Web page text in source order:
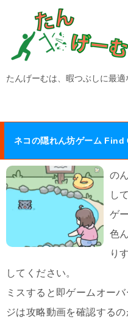
たんげーむは、暇つぶしに最
ネコの隠れん坊ゲーム Find
の
し
ゲ
色
り
してください。
ミスすると即ゲームオー
ジは攻略動画を確認するの